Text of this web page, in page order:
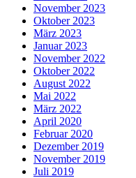
November 2023
Oktober 2023
März 2023
Januar 2023
November 2022
Oktober 2022
August 2022
Mai 2022
März 2022
April 2020
Februar 2020
Dezember 2019
November 2019
Juli 2019